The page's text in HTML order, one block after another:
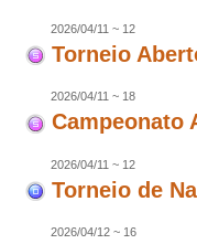
2026/04/11 ~ 12
Torneio
2026/04/11 ~ 18
Campeonato
2026/04/11 ~ 12
Torneio de
2026/04/12 ~ 16